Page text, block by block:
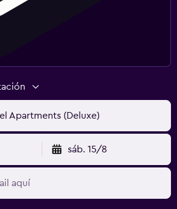
Apartments (Deluxe)
sáb. 15/8